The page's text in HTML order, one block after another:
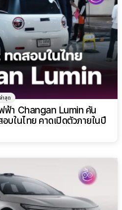
าสุด
า Changan Lumin คัน
บในไทย คาดเปิดตัวภายในปี